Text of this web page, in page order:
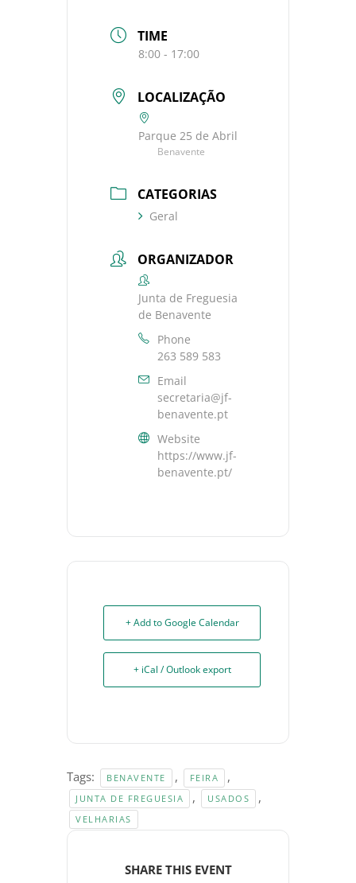
TIME
8:00 - 17:00
LOCALIZAÇÃO
Parque 25 de Abril
Benavente
CATEGORIAS
Geral
ORGANIZADOR
Junta de Freguesia
de Benavente
Phone
263 589 583
Email
secretaria@jf-
benavente.pt
Website
https://www.jf-
benavente.pt/
+ Add to Google Calendar
+ iCal / Outlook export
Tags: BENAVENTE , FEIRA ,
JUNTA DE FREGUESIA , USADOS ,
VELHARIAS
SHARE THIS EVENT